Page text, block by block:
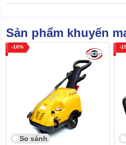
đó, chạy bền, cực mạnh cùng độ ồn
Phần đầu bơm được làm từ đồng và
năng bơm nước và gia áp cực khỏe.
1.4 Phun xịt với áp lực khủng
Máy vận hành với công suất lớn lên
tận 250 bar. Cho phép xịt rửa siêu
với thời gian nhanh chóng.
Sản phẩm khuyến
16
So sánh